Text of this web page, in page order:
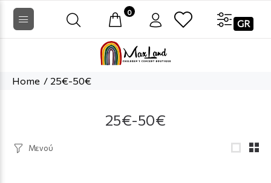
0
GR
Home 25€-50€
25€-50€
Μενού